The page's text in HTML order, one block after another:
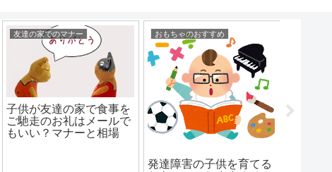
友達の家でのマナー
子供が友達の家で食事を
ご馳走のお礼はメールで
もいい？マナーと相場
おもちゃのおすすめ
発達障害の子供を育てる
子供ご